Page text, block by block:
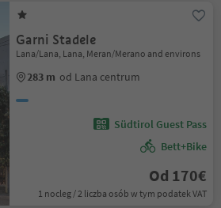
Garni Stadele
Lana/Lana, Lana, Meran/Merano and environs
283 m od Lana centrum
Südtirol Guest Pass
Bett+Bike
Od 170€
1 nocleg / 2 liczba osób w tym podatek VAT